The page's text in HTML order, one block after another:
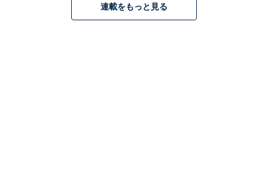
カーユニット搭載/テレビ用/HDMI 2.1ケーブル付
属/eARC/Bluetooth対応】
連載をもっと見る